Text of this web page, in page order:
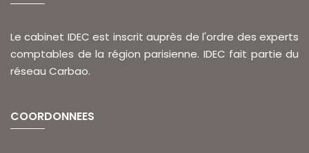
Le cabinet IDEC est inscrit auprès de l'ordre des experts
comptables de la région parisienne. IDEC fait partie du
réseau Carbao.
COORDONNEES